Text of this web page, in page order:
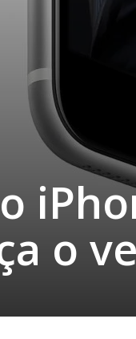
o